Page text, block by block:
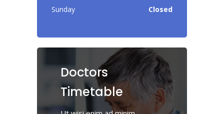
Sunday Closed
Doctors
Timetable